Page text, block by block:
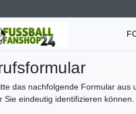
das nachfolgende Formular
Sie eindeutig identifizieren